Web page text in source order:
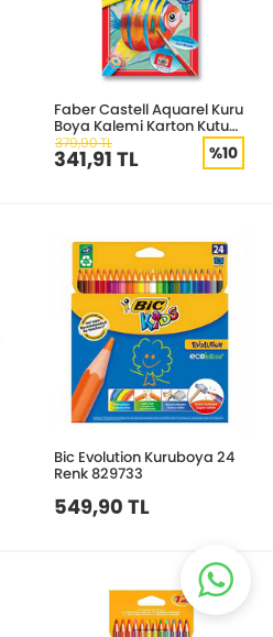
Faber Castell Aquarel Kuru
Boya Kalemi Karton Kutu
12 Renk
379,90 TL
341,91 TL %10
Bic Evolution Kuruboya 24
Renk 829733
549,90 TL